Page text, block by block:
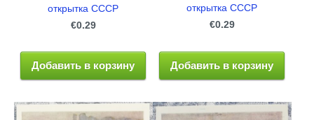
открытка СССР
€0.29
Добавить в корзину
открытка СССР
€0.29
Добавить в корзину